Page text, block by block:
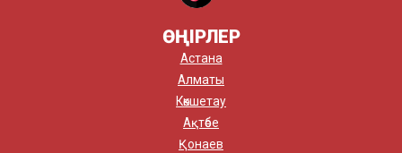
ӨҢІРЛЕР
Астана
Алматы
Көкшетау
Ақтөбе
Қонаев